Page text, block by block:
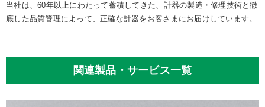
当社は、60年以上にわたって蓄積してきた、計器の製造・修理技術と徹
底した品質管理によって、正確な計器をお客さまにお届けしています。
関連製品・サービス一覧